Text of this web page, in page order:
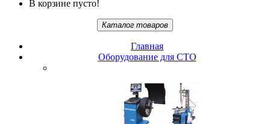
В корзине пусто!
Каталог товаров
Главная
Oбopудoвaниe для CTO